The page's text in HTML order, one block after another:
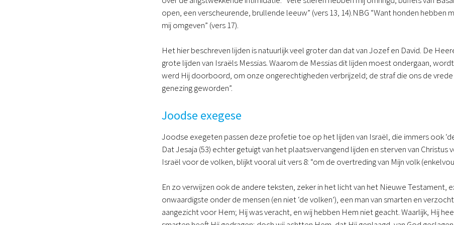
open, een verscheurende, brullende leeuw” (vers 13, 14).NBG “Want honden
mij omgeven” (vers 17).
Het hier beschreven lijden is natuurlijk veel groter dan dat van Jozef en David. De
grote lijden van Israëls Messias. Waarom de Messias dit lijden moest ondergaan,
werd Hij doorboord, om onze ongerechtigheden verbrijzeld; de straf die ons de
genezing geworden”.
Joodse exegese
Joodse exegeten passen deze profetie toe op het lijden van Israël, die immers ook
Dat Jesaja (53) echter getuigt van het plaatsvervangend lijden en sterven van
Israël voor de volken, blijkt vooral uit vers 8: “om de overtreding van Mijn volk
En zo verwijzen ook de andere teksten, zeker in het licht van het Nieuwe Testament,
onwaardigste onder de mensen (en niet ‘de volken’), een man van smarten en
aangezicht voor Hem; Hij was veracht, en wij hebben Hem niet geacht. Waarlijk, Hij